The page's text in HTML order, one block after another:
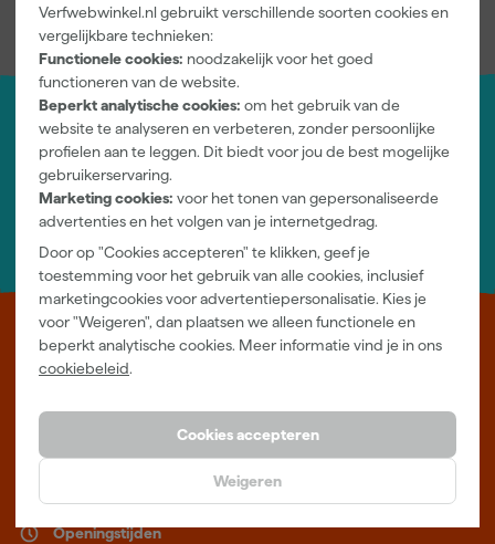
Verfwebwinkel.nl gebruikt verschillende soorten cookies en
vergelijkbare technieken:
Functionele cookies: noodzakelijk voor het goed
functioneren van de website.
Beperkt analytische cookies: om het gebruik van de
website te analyseren en verbeteren, zonder persoonlijke
profielen aan te leggen. Dit biedt voor jou de best mogelijke
gebruikerservaring.
Marketing cookies: voor het tonen van gepersonaliseerde
advertenties en het volgen van je internetgedrag.
Door op "Cookies accepteren" te klikken, geef je
toestemming voor het gebruik van alle cookies, inclusief
marketingcookies voor advertentiepersonalisatie. Kies je
voor "Weigeren", dan plaatsen we alleen functionele en
beperkt analytische cookies. Meer informatie vind je in ons
cookiebeleid.
Cookies accepteren
Weigeren
Jouw account
Log-in en beheer je bestellingen en gegevens
Nieuwsbrief
Inschrijven wekelijkse nieuwsbrief
Wij helpen je graag
Neem contact op met één van onze specialisten.
Leer Verfwebwinkel beter kennen
Verf kopen doe je bij Verfwebwinkel.nl, dé online verfwinkel van
advies, wat je project ook is.
Meer over ons
Showroom in Tilburg
Openingstijden